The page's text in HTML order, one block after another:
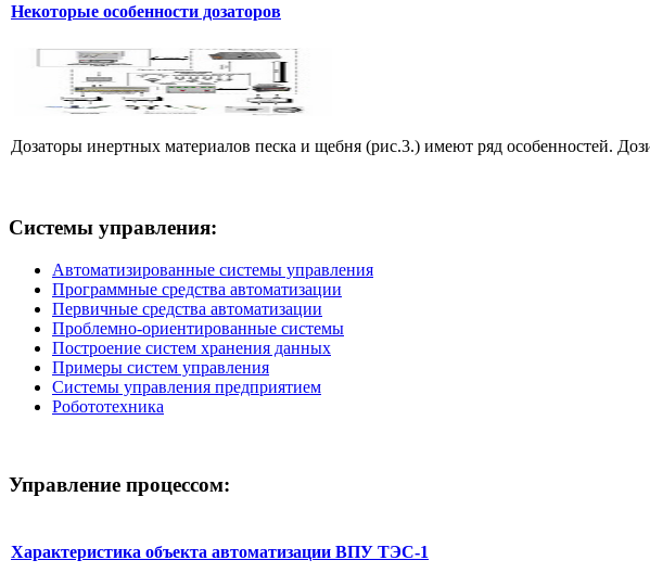
Некоторые особенности дозаторов
Дозаторы инертных материалов песка и щебня (рис.3.) имеют ряд особенностей.
Системы управления:
Автоматизированные системы управления
Программные средства автоматизации
Первичные средства автоматизации
Проблемно-ориентированные системы
Построение систем хранения данных
Примеры систем управления
Системы управления предприятием
Робототехника
Управление процессом:
Характеристика объекта автоматизации ВПУ ТЭС-1